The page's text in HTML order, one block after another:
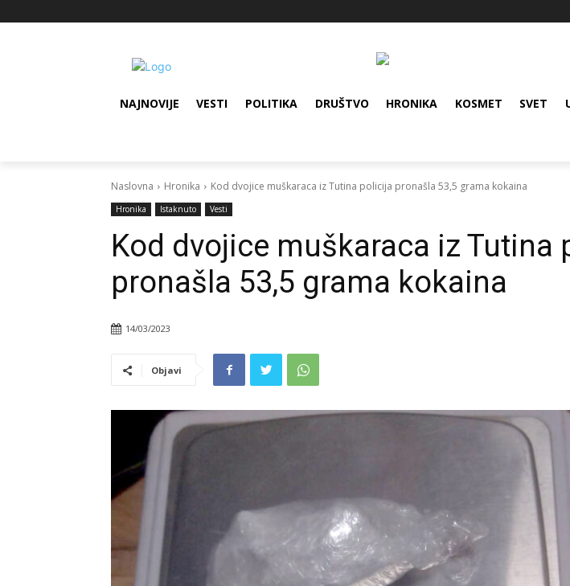
NAJNOVIJE VESTI POLITIKA DRUŠTVO HRONIKA KOSMET SVET
Naslovna Hronika Kod dvojice muškaraca iz Tutina policija pronašla 53,5 grama kokaina
Hronika Istaknuto Vesti
Kod dvojice muškaraca iz Tutina
pronašla 53,5 grama kokaina
14/03/2023
Objavi